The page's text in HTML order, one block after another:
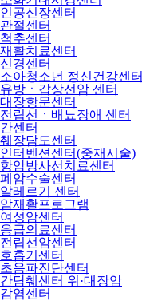
인공신장센터
관절센터
척추센터
재활치료센터
신경센터
소아청소년 정신건강센터
유방ㆍ갑상선암 센터
대장항문센터
전립선ㆍ배뇨장애 센터
간센터
췌장담도센터
인터벤션센터(중재시술)
항암방사선치료센터
폐암수술센터
알레르기 센터
암재활프로그램
여성암센터
응급의료센터
전립선암센터
호흡기센터
초음파진단센터
간담췌센터 위·대장암
감염센터